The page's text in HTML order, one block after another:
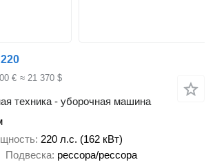
€ ≈ 21 370 $
техника - уборочная машина
220 л.с. (162 кВт)
Подвеска рессора/рессора